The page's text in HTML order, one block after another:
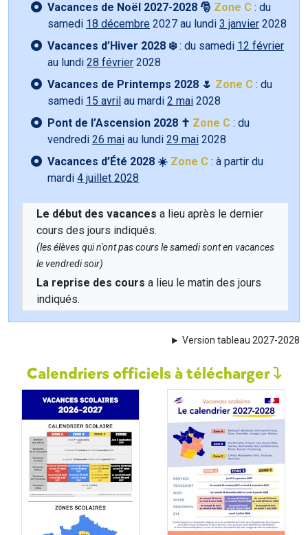
Vacances de Noël 2027-2028 🎅 Zone C : du
samedi 18 décembre 2027 au lundi 3 janvier 2028
Vacances d’Hiver 2028 ❄️: du samedi 12 février
au lundi 28 février 2028
Vacances de Printemps 2028 🌷 Zone C : du
samedi 15 avril au mardi 2 mai 2028
Pont de l’Ascension 2028 ✝️ Zone C : du
vendredi 26 mai au lundi 29 mai 2028
Vacances d’Été 2028 ☀️ Zone C : à partir du
mardi 4 juillet 2028
Le début des vacances a lieu après le dernier
cours des jours indiqués.
(les élèves qui n'ont pas cours le samedi sont en vacances
le vendredi soir)
La reprise des cours a lieu le matin des jours
indiqués.
Version tableau 2027-2028
Calendriers officiels à télécharger